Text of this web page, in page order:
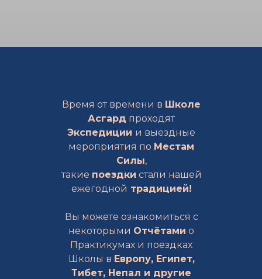
Время от времени в Школе
Асгард проходят
Экспедиции и выездные
мероприятия по Местам
Силы,
такие поездки стали нашей
ежегодной традицией!
Вы можете ознакомиться с
некоторыми Отчётами о
Практикумах и поездках
Школы в Европу, Египет,
Тибет, Непал и другие